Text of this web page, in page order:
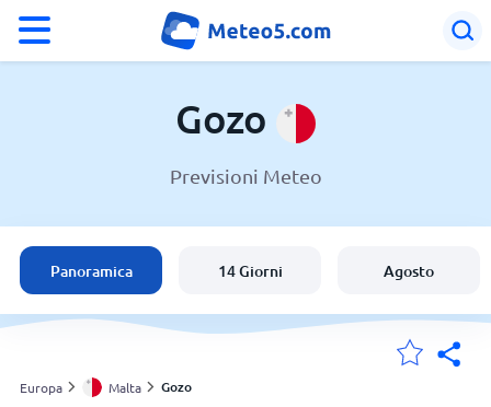
Malta
Italia
Svizzera
Gozo
Previsioni Meteo
Panoramica 14 Giorni Agosto
Europa Malta Gozo